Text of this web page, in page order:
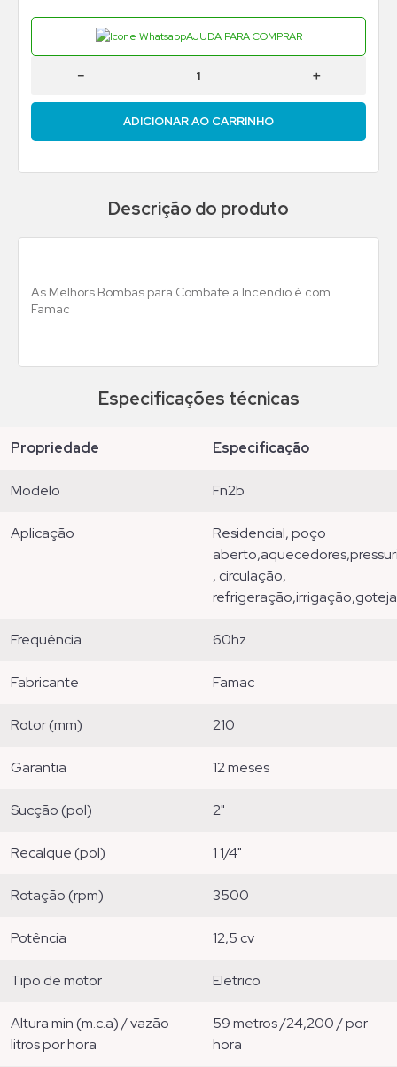
AJUDA PARA COMPRAR
＋
－
ADICIONAR AO CARRINHO
Descrição do produto
As Melhors Bombas para Combate a Incendio é com
Famac
Especificações técnicas
propriedade especificação
modelo fn2b
aplicação
residencial, poço
, circulação,
frequência 60hz
fabricante famac
rotor (mm) 210
garantia 12 meses
sucção (pol) 2"
recalque (pol) 1 1/4"
rotação (rpm) 3500
potência 12,5 cv
tipo de motor eletrico
altura min (m.c.a) / vazão
litros por hora
59 metros /24,200 / por
hora